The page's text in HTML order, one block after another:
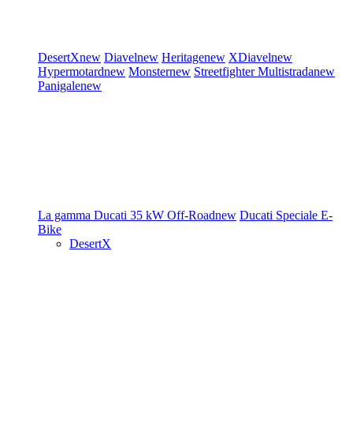
DesertXnew Diavelnew Heritagenew XDiavelnew
Hypermotardnew Monsternew StreetfighterMultistradanew
Panigalenew
La gamma Ducati 35 kW Off-Roadnew Ducati Speciale E-
Bike
DesertX